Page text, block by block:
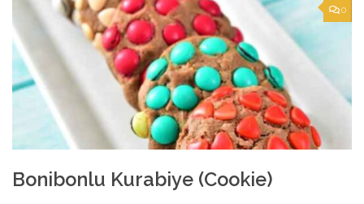
0
Bonibonlu Kurabiye (Cookie)